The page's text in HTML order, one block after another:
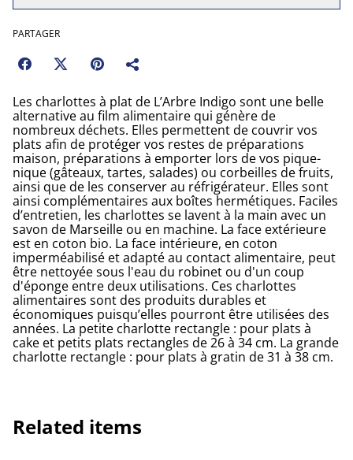
PARTAGER
Les charlottes à plat de L’Arbre Indigo sont une belle
alternative au film alimentaire qui génère de
nombreux déchets. Elles permettent de couvrir vos
plats afin de protéger vos restes de préparations
maison, préparations à emporter lors de vos pique-
nique (gâteaux, tartes, salades) ou corbeilles de fruits,
ainsi que de les conserver au réfrigérateur. Elles sont
ainsi complémentaires aux boîtes hermétiques. Faciles
d’entretien, les charlottes se lavent à la main avec un
savon de Marseille ou en machine. La face extérieure
est en coton bio. La face intérieure, en coton
imperméabilisé et adapté au contact alimentaire, peut
être nettoyée sous l'eau du robinet ou d'un coup
d'éponge entre deux utilisations. Ces charlottes
alimentaires sont des produits durables et
économiques puisqu’elles pourront être utilisées des
années. La petite charlotte rectangle : pour plats à
cake et petits plats rectangles de 26 à 34 cm. La grande
charlotte rectangle : pour plats à gratin de 31 à 38 cm.
Related items